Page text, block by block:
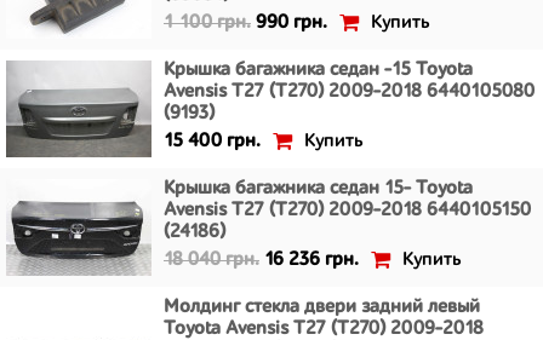
1 100 грн. 990 грн. Купить
Крышка багажника седан -15 Toyota
Avensis T27 (T270) 2009-2018 6440105080
(9193)
15 400 грн.
Купить
Крышка багажника седан 15- Toyota
Avensis T27 (T270) 2009-2018 6440105150
(24186)
18 040 грн. 16 236 грн. Купить
Молдинг стекла двери задний левый
Toyota Avensis T27 (T270) 2009-2018